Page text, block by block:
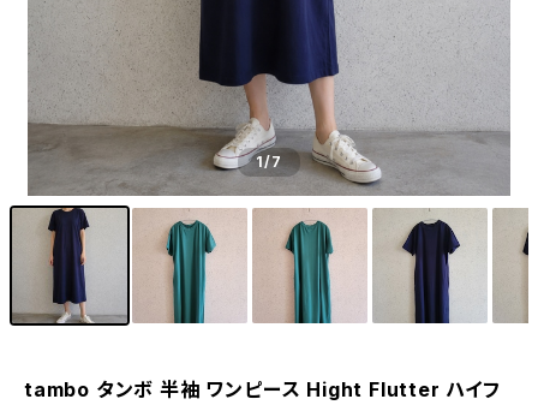
1/7
tambo タンボ 半袖 ワンピース Hight Flutter ハイフ